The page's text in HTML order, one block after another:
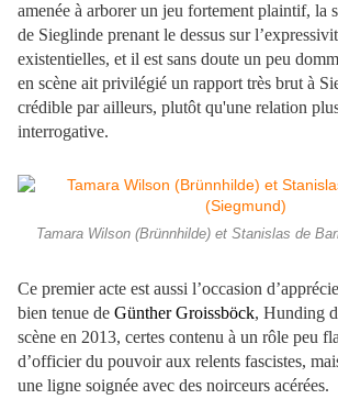
amenée à arborer un jeu fortement plaintif, la
de Sieglinde prenant le dessus sur
existentielles, et il est sans doute un peu
en scène ait privilégié un rapport très brut à
crédible par ailleurs, plutôt qu'une relation
interrogative.
Tamara Wilson (Brünnhilde) et Stanislas de
Ce premier acte est aussi l’occasion
bien tenue de Günther Groissböck, Hunding
scène en 2013, certes contenu à un rôle peu
d’officier du pouvoir aux relents fascistes,
une ligne soignée avec des noirceurs acérées.